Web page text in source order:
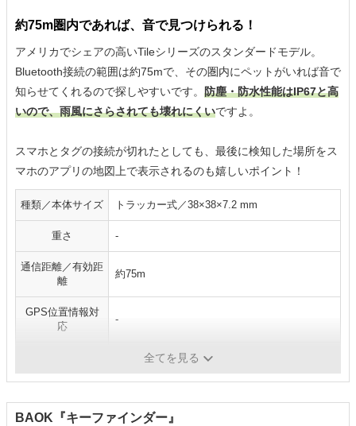
約75m圏内であれば、音で見つけられる！
アメリカでシェアの高いTileシリーズのスタンダードモデル。
Bluetooth接続の範囲は約75mで、その圏内にペットがいれば音で
知らせてくれるので探しやすいです。 防塵・防水性能はIP67と高
いので、雨風にさらされても壊れにくいですよ。
スマホとタグの接続が切れたとしても、最後に検知した場所をス
マホのアプリの地図上で表示されるのも嬉しいポイント！
種類／本体サイズ トラッカー式／38×38×7.2 mm
重さ -
通信距離／有効距
離
約75m
GPS位置情報対
応
‐
防滴（IP67）
全てを見る
BAOK『キーファインダー』